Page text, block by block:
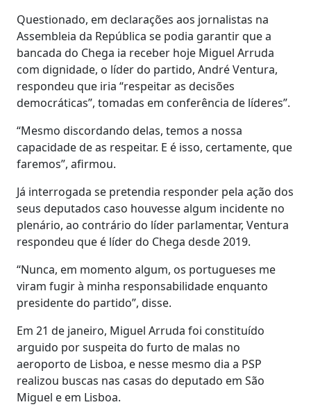
Questionado, em declarações aos jornalistas na
Assembleia da República se podia garantir que a
bancada do Chega ia receber hoje Miguel Arruda
com dignidade, o líder do partido, André Ventura,
respondeu que iria “respeitar as decisões
democráticas”, tomadas em conferência de líderes”.
“Mesmo discordando delas, temos a nossa
capacidade de as respeitar. E é isso, certamente, que
faremos”, afirmou.
Já interrogada se pretendia responder pela ação dos
seus deputados caso houvesse algum incidente no
plenário, ao contrário do líder parlamentar, Ventura
respondeu que é líder do Chega desde 2019.
“Nunca, em momento algum, os portugueses me
viram fugir à minha responsabilidade enquanto
presidente do partido”, disse.
Em 21 de janeiro, Miguel Arruda foi constituído
arguido por suspeita do furto de malas no
aeroporto de Lisboa, e nesse mesmo dia a PSP
realizou buscas nas casas do deputado em São
Miguel e em Lisboa.